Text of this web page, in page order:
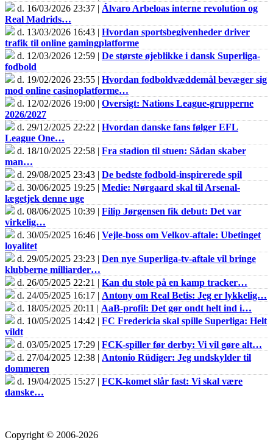
d. 16/03/2026 23:37 | Álvaro Arbeloas interne revolution og
Real Madrids…
d. 13/03/2026 16:43 | Hvordan sportsbegivenheder driver
trafik til online gamingplatforme
d. 12/03/2026 12:59 | De største øjeblikke i dansk Superliga-
fodbold
d. 19/02/2026 23:55 | Hvordan fodboldvæddemål bevæger sig
mod online casinoplatforme…
d. 12/02/2026 19:00 | Oversigt: Nations League-grupperne
2026/2027
d. 29/12/2025 22:22 | Hvordan danske fans følger EFL
League One…
d. 18/10/2025 22:58 | Fra stadion til stuen: Sådan skaber
man…
d. 29/08/2025 23:43 | De bedste fodbold-inspirerede spil
d. 30/06/2025 19:25 | Medie: Nørgaard skal til Arsenal-
lægetjek denne uge
d. 08/06/2025 10:39 | Filip Jørgensen fik debut: Det var
virkelig…
d. 30/05/2025 16:46 | Vejle-boss om Velkov-aftale: Ubetinget
loyalitet
d. 29/05/2025 23:23 | Den nye Superliga-tv-aftale vil bringe
klubberne milliarder…
d. 26/05/2025 22:21 | Kan du stole på en kamp tracker…
d. 24/05/2025 16:17 | Antony om Real Betis: Jeg er lykkelig…
d. 18/05/2025 20:11 | AaB-profil: Det gør ondt helt ind i…
d. 10/05/2025 14:42 | FC Fredericia skal spille Superliga: Helt
vildt
d. 03/05/2025 17:29 | FCK-spiller før derby: Vi vil gøre alt…
d. 27/04/2025 12:38 | Antonio Rüdiger: Jeg undskylder til
dommeren
d. 19/04/2025 15:27 | FCK-komet slår fast: Vi skal være
danske…
Copyright © 2006-2026